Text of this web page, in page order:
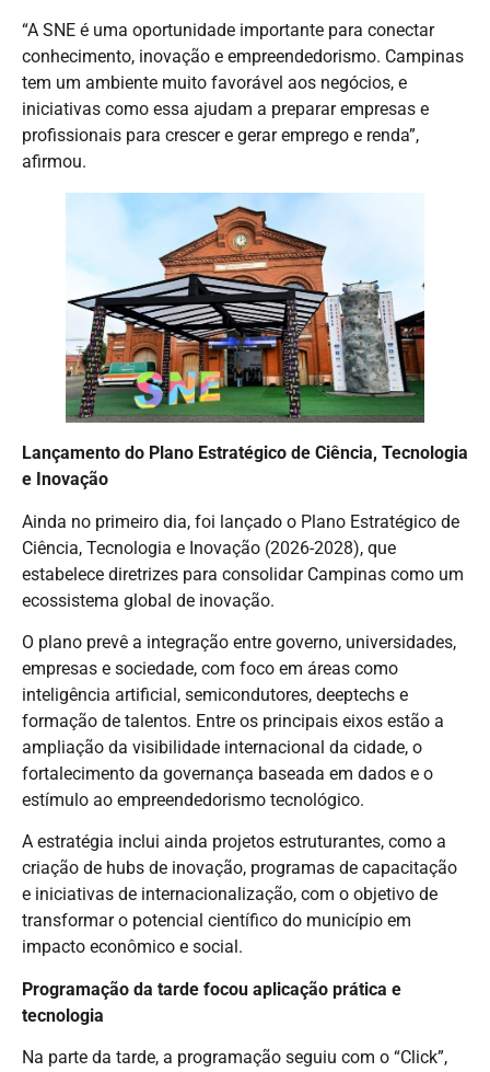
“A SNE é uma oportunidade importante para conectar
conhecimento, inovação e empreendedorismo. Campinas
tem um ambiente muito favorável aos negócios, e
iniciativas como essa ajudam a preparar empresas e
profissionais para crescer e gerar emprego e renda”,
afirmou.
Lançamento do Plano Estratégico de Ciência, Tecnologia
e Inovação
Ainda no primeiro dia, foi lançado o Plano Estratégico de
Ciência, Tecnologia e Inovação (2026-2028), que
estabelece diretrizes para consolidar Campinas como um
ecossistema global de inovação.
O plano prevê a integração entre governo, universidades,
empresas e sociedade, com foco em áreas como
inteligência artificial, semicondutores, deeptechs e
formação de talentos. Entre os principais eixos estão a
ampliação da visibilidade internacional da cidade, o
fortalecimento da governança baseada em dados e o
estímulo ao empreendedorismo tecnológico.
A estratégia inclui ainda projetos estruturantes, como a
criação de hubs de inovação, programas de capacitação
e iniciativas de internacionalização, com o objetivo de
transformar o potencial científico do município em
impacto econômico e social.
Programação da tarde focou aplicação prática e
tecnologia
Na parte da tarde, a programação seguiu com o “Click”,